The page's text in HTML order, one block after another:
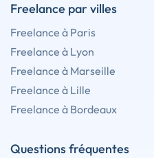
Freelance par villes
Freelance à Paris
Freelance à Lyon
Freelance à Marseille
Freelance à Lille
Freelance à Bordeaux
Questions fréquentes